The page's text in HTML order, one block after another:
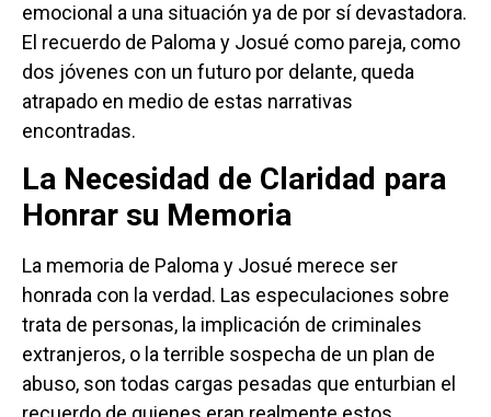
emocional a una situación ya de por sí devastadora.
El recuerdo de Paloma y Josué como pareja, como
dos jóvenes con un futuro por delante, queda
atrapado en medio de estas narrativas
encontradas.
La Necesidad de Claridad para
Honrar su Memoria
La memoria de Paloma y Josué merece ser
honrada con la verdad. Las especulaciones sobre
trata de personas, la implicación de criminales
extranjeros, o la terrible sospecha de un plan de
abuso, son todas cargas pesadas que enturbian el